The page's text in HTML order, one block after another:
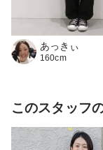
あっきぃ
160cm
このスタッフ